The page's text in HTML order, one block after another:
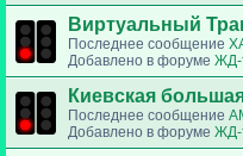
Виртуальный
Последнее сообщение
Добавлено в форуме ЖД-
Киевская
Последнее сообщение
Добавлено в форуме ЖД-